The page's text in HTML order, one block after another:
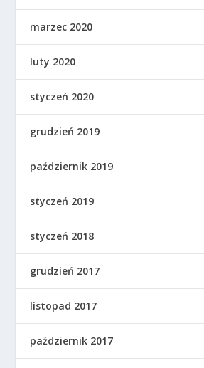
marzec 2020
luty 2020
styczeń 2020
grudzień 2019
październik 2019
styczeń 2019
styczeń 2018
grudzień 2017
listopad 2017
październik 2017